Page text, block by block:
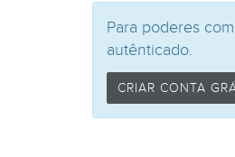
Para poderes
autênticado.
CRIAR CONTA